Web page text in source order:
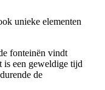
unieke elementen
fonteinën vindt
is een geweldige tijd
de